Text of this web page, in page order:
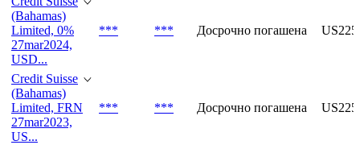
(Bahamas)
Limited, 0%
27mar2024,
USD...
*** *** Досрочно погашена
Credit Suisse
(Bahamas)
Limited, FRN
27mar2023,
US...
*** *** Досрочно погашена